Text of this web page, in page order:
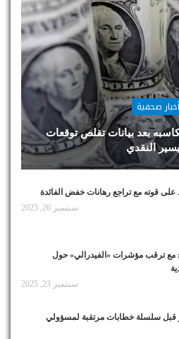
أخبار صحفية
بعد بيانات تقلص توقعات
النقدي
على قوته مع تراجع رهانات خفض الفائدة
سبتمبر 26, 2025
مع ترقب مؤشرات «الفيدرالي» حول
سبتمبر 23, 2025
قبل سلسلة خطابات مرتقبة لمسؤولي